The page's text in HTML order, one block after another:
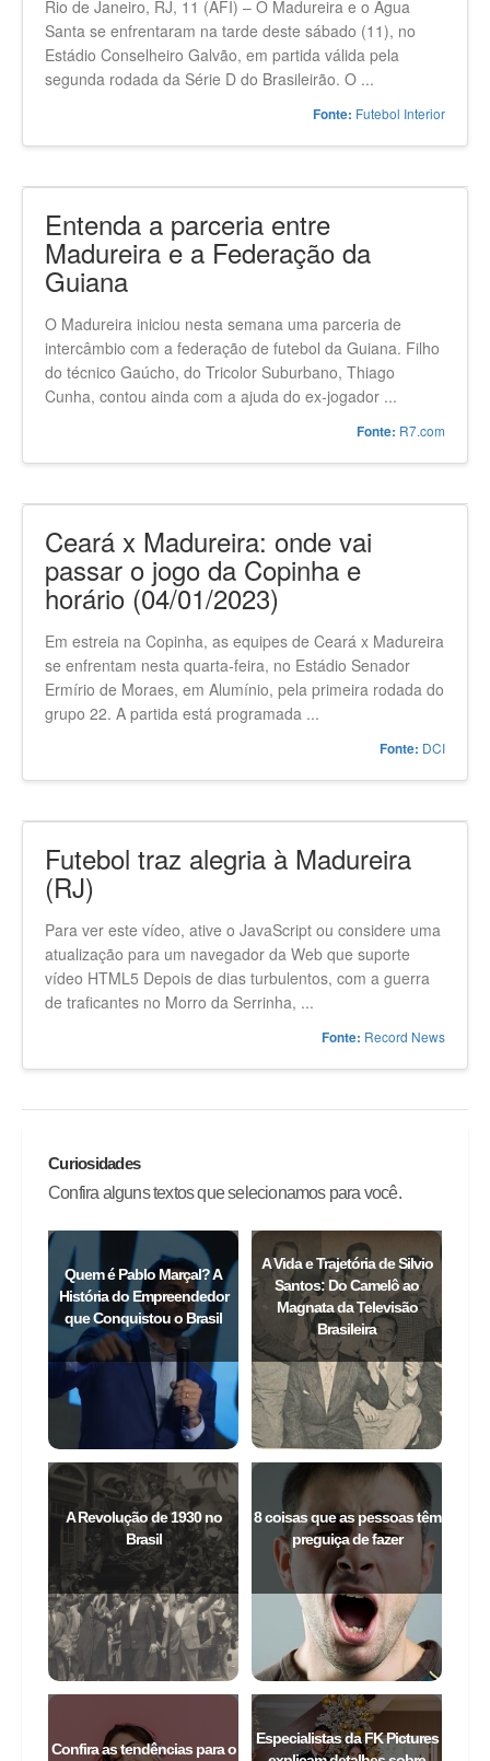
Madureira-RJ 3 x 1 Água Santa -
Má fase do Netuno continua
Rio de Janeiro, RJ, 11 (AFI) – O Madureira e o Água
Santa se enfrentaram na tarde deste sábado (11), no
Estádio Conselheiro Galvão, em partida válida pela
Entenda a parceria entre
Madureira e a Federação da
Guiana
O Madureira iniciou nesta semana uma parceria de
intercâmbio com a federação de futebol da Guiana. Filho
do técnico Gaúcho, do Tricolor Suburbano, Thiago
Ceará x Madureira: onde vai
passar o jogo da Copinha e
horário (04/01/2023)
Em estreia na Copinha, as equipes de Ceará x Madureira
se enfrentam nesta quarta-feira, no Estádio Senador
Ermírio de Moraes, em Alumínio, pela primeira rodada do
Futebol traz alegria à Madureira
(RJ)
Para ver este vídeo, ative o JavaScript ou considere uma
atualização para um navegador da Web que suporte
vídeo HTML5 Depois de dias turbulentos, com a guerra
Curiosidades
Confira alguns textos que selecionamos para você.
Quem é Pablo Marçal? A
História do Empreendedor
que Conquistou o Brasil
A Vida e Trajetória de Silvio
Santos: Do Camelô ao
Magnata da Televisão
Brasileira
A Revolução de 1930 no
Brasil
8 coisas que as pessoas têm
preguiça de fazer